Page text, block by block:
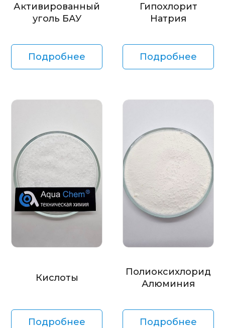
Активированный
уголь БАУ
Подробнее
Гипохлорит
Натрия
Подробнее
Кислоты
Подробнее
Полиоксихлорид
Алюминия
Подробнее